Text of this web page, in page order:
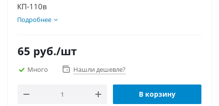
КП-110в
Подробнее
65 руб./шт
Много Нашли дешевле?
В корзину